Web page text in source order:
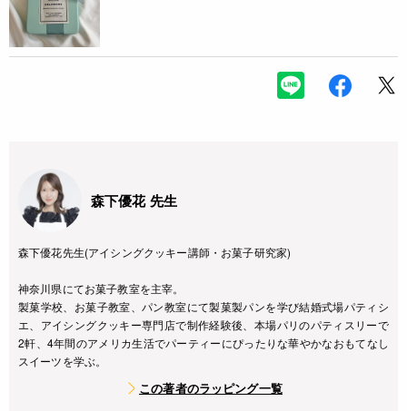
森下優花 先生
森下優花先生(アイシングクッキー講師・お菓子研究家)
神奈川県にてお菓子教室を主宰。
製菓学校、お菓子教室、パン教室にて製菓製パンを学び結婚式場パティシ
エ、アイシングクッキー専門店で制作経験後、本場パリのパティスリーで
2軒、4年間のアメリカ生活でパーティーにぴったりな華やかなおもてなし
スイーツを学ぶ。
この著者のラッピング一覧